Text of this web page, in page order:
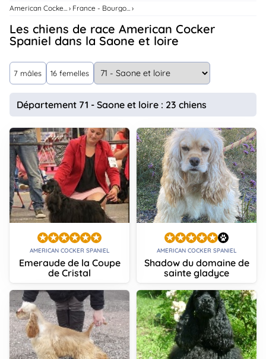
Services
..
Connexion
American Cocker Spaniel France - Bourgogne-Franche-Comte
Les chiens de race American Cocker
Spaniel dans la Saone et loire
7 mâles 16 femelles
Département 71 - Saone et loire : 23 chiens
AMERICAN COCKER SPANIEL
Emeraude de la Coupe
de Cristal
AMERICAN COCKER SPANIEL
Shadow du domaine de
sainte gladyce